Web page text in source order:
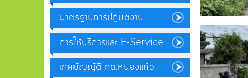
มาตรฐานการปฏิบัติงาน
การให้บริการและ E-Service
เทศบัญญัติ ทต.หนองแก๋ว